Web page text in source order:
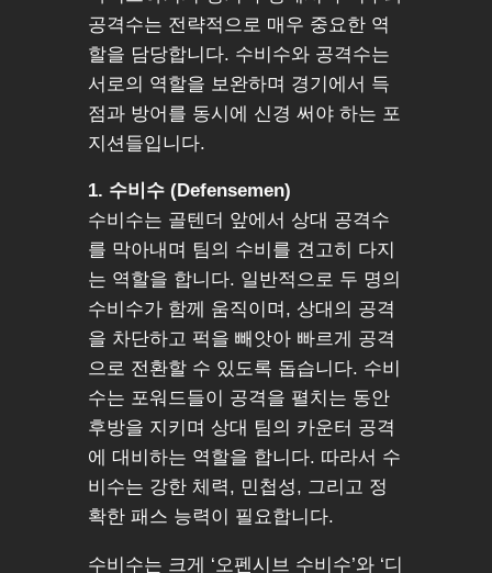
공격수는 전략적으로 매우 중요한 역
할을 담당합니다. 수비수와 공격수는
서로의 역할을 보완하며 경기에서 득
점과 방어를 동시에 신경 써야 하는 포
지션들입니다.
1. 수비수 (Defensemen)
수비수는 골텐더 앞에서 상대 공격수
를 막아내며 팀의 수비를 견고히 다지
는 역할을 합니다. 일반적으로 두 명의
수비수가 함께 움직이며, 상대의 공격
을 차단하고 퍽을 빼앗아 빠르게 공격
으로 전환할 수 있도록 돕습니다. 수비
수는 포워드들이 공격을 펼치는 동안
후방을 지키며 상대 팀의 카운터 공격
에 대비하는 역할을 합니다. 따라서 수
비수는 강한 체력, 민첩성, 그리고 정
확한 패스 능력이 필요합니다.
수비수는 크게 ‘오펜시브 수비수’와 ‘디